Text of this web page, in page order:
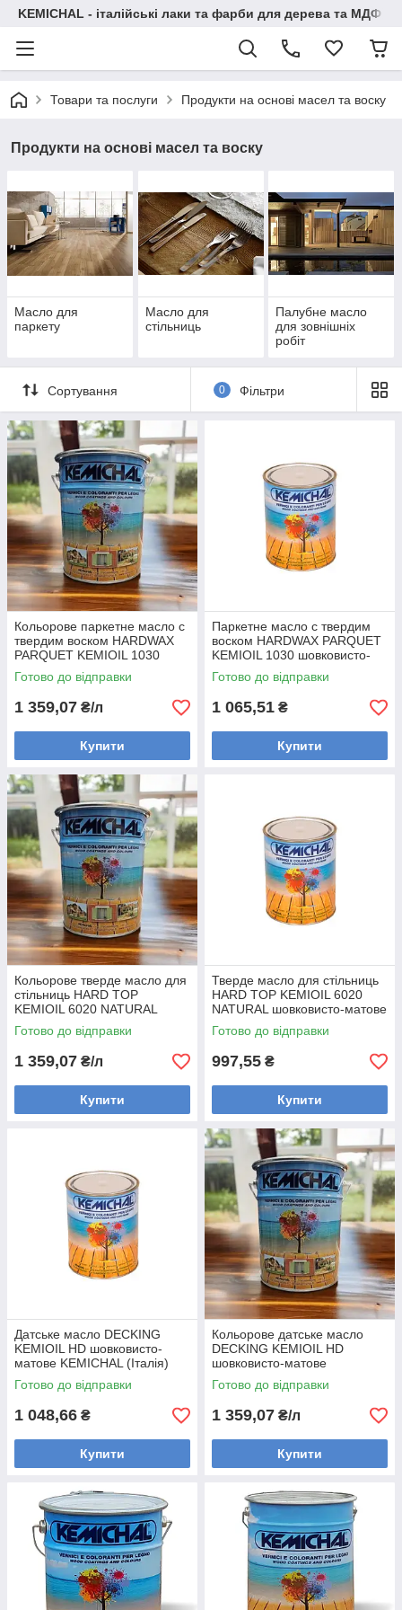
KEMICHAL - італійські лаки та фарби для дерева та МДФ
Товари та послуги Продукти на основі масел та воску
Продукти на основі масел та воску
Масло для
паркету
Масло для
стільниць
Палубне масло
для зовнішніх
робіт
Сортування 0 Фільтри
Кольорове паркетне масло с
твердим воском HARDWAX
PARQUET KEMIOIL 1030
шовковисто-матове
KEMICHAL (Італія)
Готово до відправки
1 359,07 ₴/л
Купити
Паркетне масло с твердим
воском HARDWAX PARQUET
KEMIOIL 1030 шовковисто-
матове KEMICHAL (Італія)
Готово до відправки
1 065,51 ₴
Купити
Кольорове тверде масло для
стільниць HARD TOP
KEMIOIL 6020 NATURAL
шовковисто-матове
KEMICHAL (Італія)
Готово до відправки
1 359,07 ₴/л
Купити
Тверде масло для стільниць
HARD TOP KEMIOIL 6020
NATURAL шовковисто-матове
KEMICHAL (Італія)
Готово до відправки
997,55 ₴
Купити
Датське масло DECKING
KEMIOIL HD шовковисто-
матове KEMICHAL (Італія)
Готово до відправки
1 048,66 ₴
Купити
Кольорове датське масло
DECKING KEMIOIL HD
шовковисто-матове
KEMICHAL (Італія)
Готово до відправки
1 359,07 ₴/л
Купити